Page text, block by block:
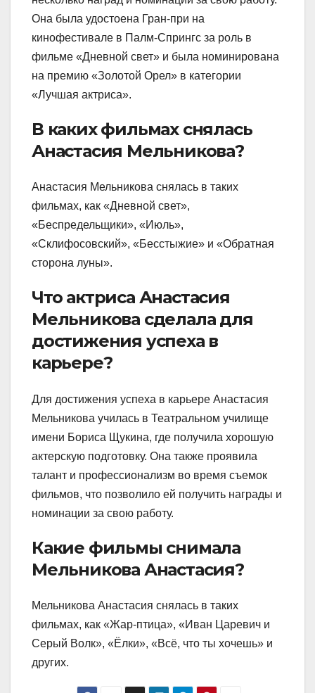
Она была удостоена Гран-при на
кинофестивале в Палм-Спрингс за роль в
фильме «Дневной свет» и была номинирована
на премию «Золотой Орел» в категории
«Лучшая актриса».
В каких фильмах снялась
Анастасия Мельникова?
Анастасия Мельникова снялась в таких
фильмах, как «Дневной свет»,
«Беспредельщики», «Июль»,
«Склифосовский», «Бесстыжие» и «Обратная
сторона луны».
Что актриса Анастасия
Мельникова сделала для
достижения успеха в
карьере?
Для достижения успеха в карьере Анастасия
Мельникова училась в Театральном училище
имени Бориса Щукина, где получила хорошую
актерскую подготовку. Она также проявила
талант и профессионализм во время съемок
фильмов, что позволило ей получить награды и
номинации за свою работу.
Какие фильмы снимала
Мельникова Анастасия?
Мельникова Анастасия снялась в таких
фильмах, как «Жар-птица», «Иван Царевич и
Серый Волк», «Ёлки», «Всё, что ты хочешь» и
других.